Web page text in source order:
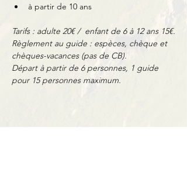
à partir de 10 ans
Tarifs : adulte 20€ /  enfant de 6 à 12 ans 15€.
Règlement au guide : espèces, chèque et
chèques-vacances (pas de CB).
Départ à partir de 6 personnes, 1 guide
pour 15 personnes maximum.